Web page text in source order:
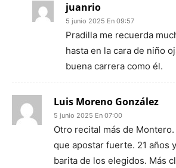
juanrio
5 junio 2025 En 09:57
Pradilla me recuerda
hasta en la cara de niño
buena carrera como él.
Luis Moreno González
5 junio 2025 En 07:00
Otro recital más de
que apostar fuerte. 21 años
barita de los elegidos. Más